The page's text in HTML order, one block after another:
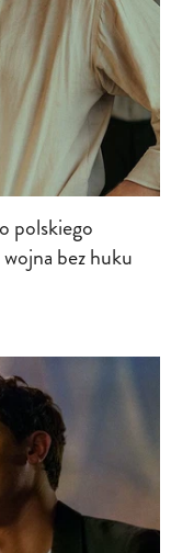
polskiego
bez huku